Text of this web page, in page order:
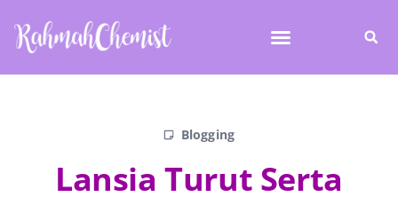
Blogging
Lansia Turut Serta